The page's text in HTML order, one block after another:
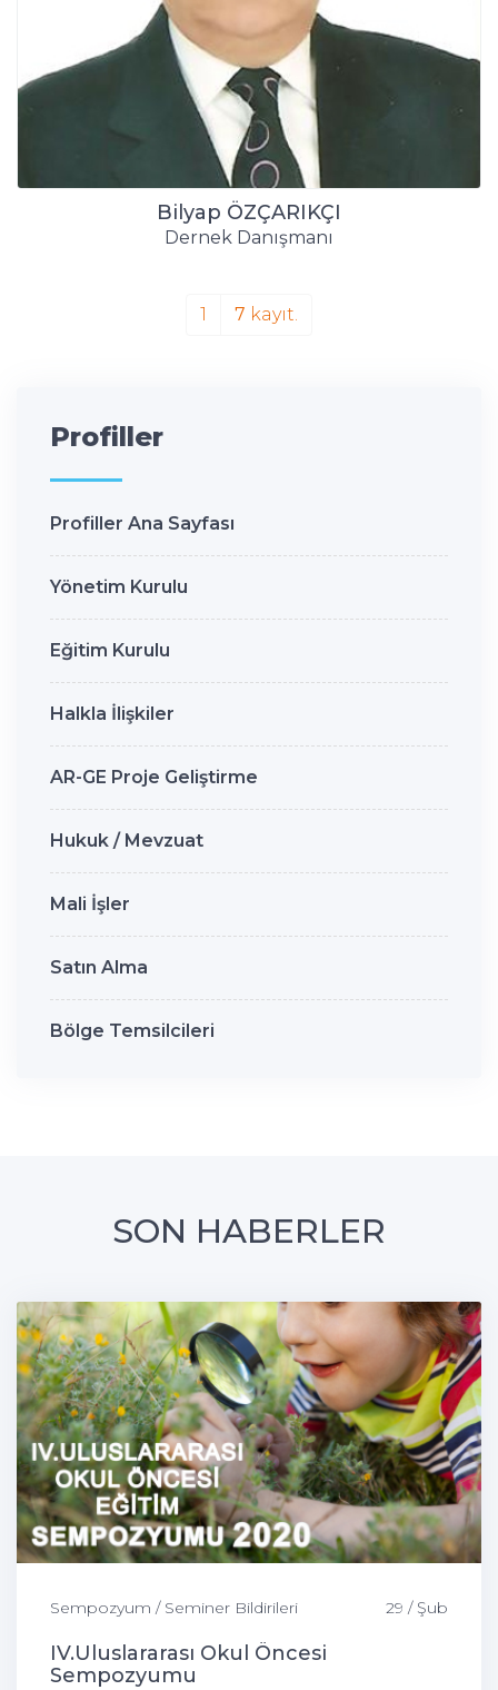
Bilyap ÖZÇARIKÇI
Dernek Danışmanı
1 7 kayıt.
Profiller
Profiller Ana Sayfası
Yönetim Kurulu
Eğitim Kurulu
Halkla İlişkiler
AR-GE Proje Geliştirme
Hukuk / Mevzuat
Mali İşler
Satın Alma
Bölge Temsilcileri
SON HABERLER
Sempozyum / Seminer Bildirileri 29 / Şub
IV.Uluslararası Okul Öncesi
Sempozyumu